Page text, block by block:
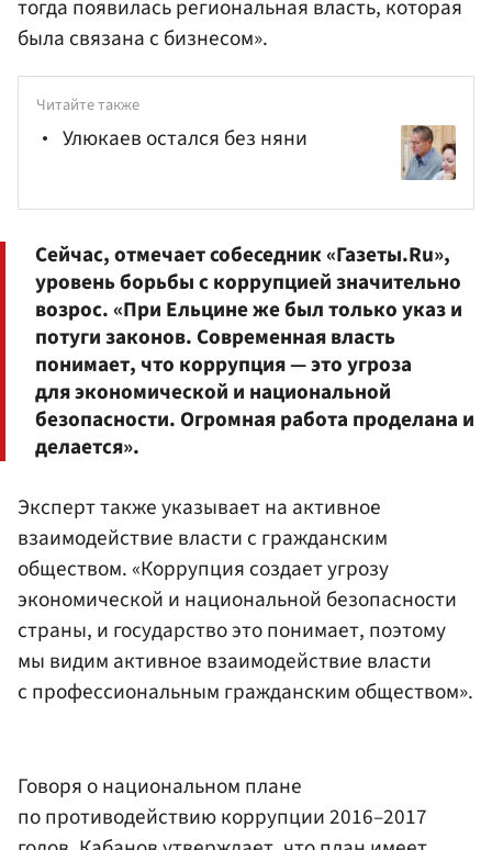
тогда появилась региональная власть, которая
была связана с бизнесом».
Читайте также
Улюкаев остался без няни
Сейчас, отмечает собеседник «Газеты.Ru»,
уровень борьбы с коррупцией значительно
возрос. «При Ельцине же был только указ и
потуги законов. Современная власть
понимает, что коррупция — это угроза
для экономической и национальной
безопасности. Огромная работа проделана и
делается».
Эксперт также указывает на активное
взаимодействие власти с гражданским
обществом. «Коррупция создает угрозу
экономической и национальной безопасности
страны, и государство это понимает, поэтому
мы видим активное взаимодействие власти
с профессиональным гражданским обществом».
Говоря о национальном плане
по противодействию коррупции 2016–2017